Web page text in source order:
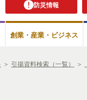
防災情報
創業・産業・ビジネス
＞ 引揚資料検索（一覧） ＞